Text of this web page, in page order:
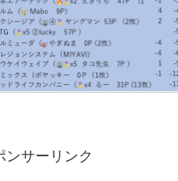
ンサーリンク